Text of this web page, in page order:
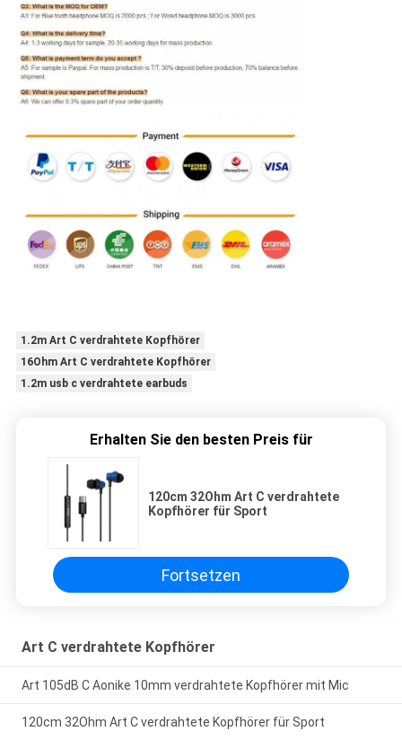
1.2m Art C verdrahtete Kopfhörer
16Ohm Art C verdrahtete Kopfhörer
1.2m usb c verdrahtete earbuds
Erhalten Sie den besten Preis für
120cm 32Ohm Art C verdrahtete
Kopfhörer für Sport
Fortsetzen
Art C verdrahtete Kopfhörer
Art 105dB C Aonike 10mm verdrahtete Kopfhörer mit Mic
120cm 32Ohm Art C verdrahtete Kopfhörer für Sport